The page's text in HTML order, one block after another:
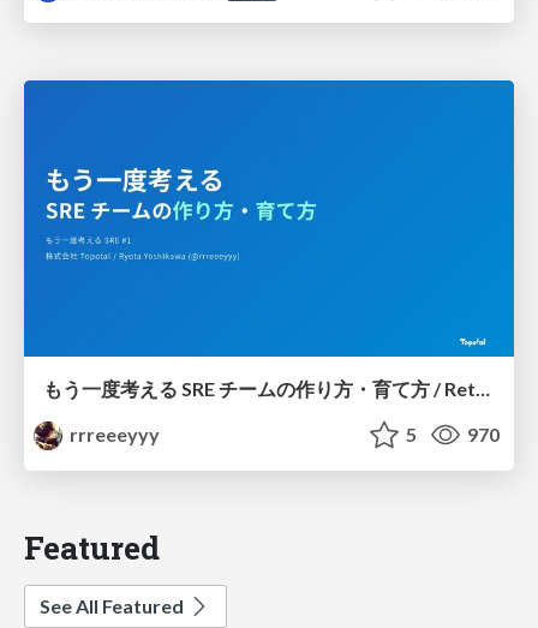
rrreeeyyy
5 970
Featured
See All Featured